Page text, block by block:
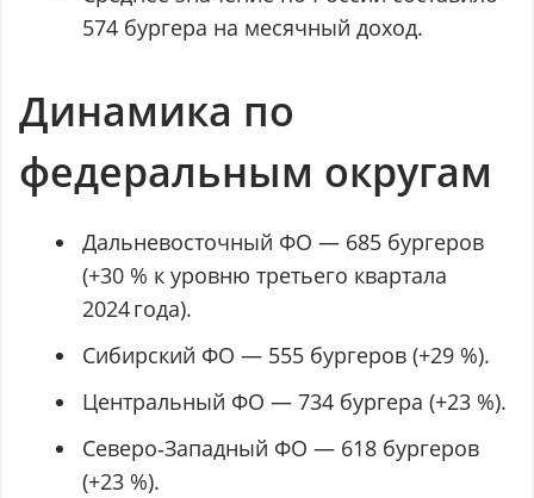
574 бургера на месячный доход.
Динамика по
федеральным округам
Дальневосточный ФО — 685 бургеров
(+30 % к уровню третьего квартала
2024 года).
Сибирский ФО — 555 бургеров (+29 %).
Центральный ФО — 734 бургера (+23 %).
Северо‑Западный ФО — 618 бургеров
(+23 %).